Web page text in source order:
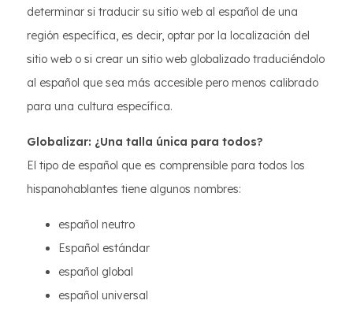
determinar si traducir su sitio web al español de una
región específica, es decir, optar por la localización del
sitio web o si crear un sitio web globalizado traduciéndolo
al español que sea más accesible pero menos calibrado
para una cultura específica.
Globalizar: ¿Una talla única para todos?
El tipo de español que es comprensible para todos los
hispanohablantes tiene algunos nombres:
español neutro
Español estándar
español global
español universal